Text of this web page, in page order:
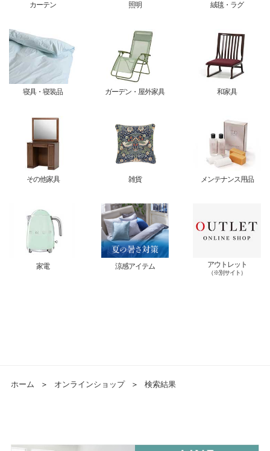
カーテン 照明 絨毯・ラグ
寝具・寝装品 ガーデン・屋外家具 和家具
その他家具 雑貨 メンテナンス用品
家電 涼感アイテム アウトレット
（※別サイト）
ホーム ＞ オンラインショップ ＞ 検索結果